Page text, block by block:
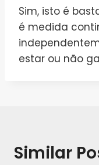
Sim, isto é
é medida
estar ou não
Similar